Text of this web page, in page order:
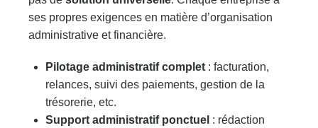
ses propres exigences en matière d’organisation
administrative et financière.
Pilotage administratif complet : facturation,
relances, suivi des paiements, gestion de la
trésorerie, etc.
Support administratif ponctuel : rédaction